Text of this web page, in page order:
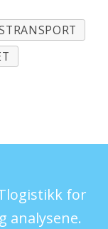
for
analysene.